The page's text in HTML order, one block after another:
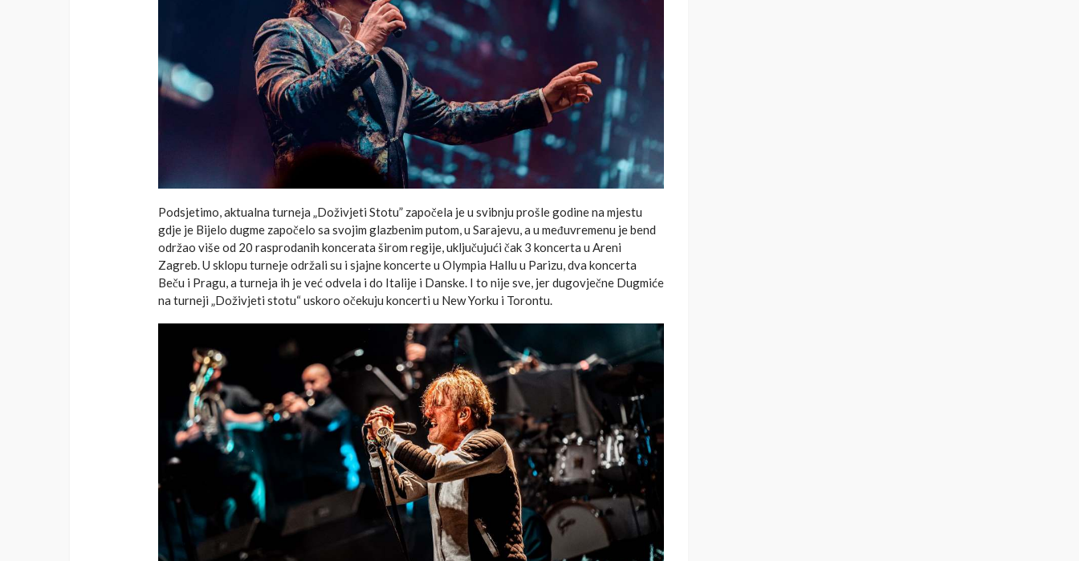
Podsjetimo, aktualna turneja „Doživjeti Stotu” započela je u svibnju prošle godine na mjestu
gdje je Bijelo dugme započelo sa svojim glazbenim putom, u Sarajevu, a u međuvremenu je bend
održao više od 20 rasprodanih koncerata širom regije, uključujući čak 3 koncerta u Areni
Zagreb. U sklopu turneje održali su i sjajne koncerte u Olympia Hallu u Parizu, dva koncerta
Beču i Pragu, a turneja ih je već odvela i do Italije i Danske. I to nije sve, jer dugovječne Dugmiće
na turneji „Doživjeti stotu“ uskoro očekuju koncerti u New Yorku i Torontu.